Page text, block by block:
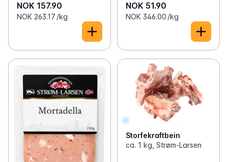
NOK 157.90
NOK 263.17 /kg
NOK 51.90
NOK 346.00 /kg
Storfekraftbein
ca. 1 kg, Strøm-Larsen